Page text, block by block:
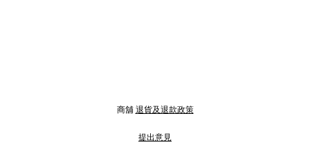
商舖 退貨及退款政策
提出意見